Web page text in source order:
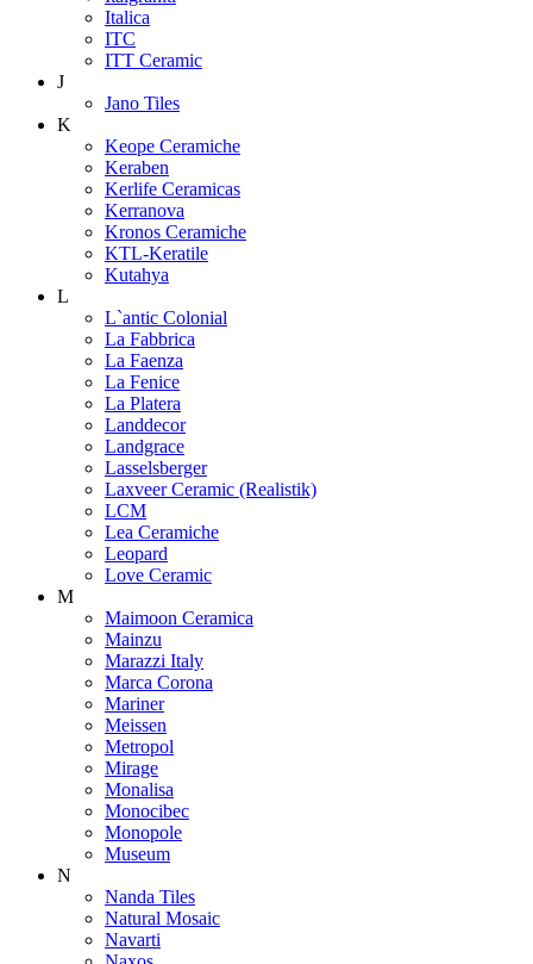
Italica
ITC
ITT Ceramic
J
Jano Tiles
K
Keope Ceramiche
Keraben
Kerlife Ceramicas
Kerranova
Kronos Ceramiche
KTL-Keratile
Kutahya
L
L`antic Colonial
La Fabbrica
La Faenza
La Fenice
La Platera
Landdecor
Landgrace
Lasselsberger
Laxveer Ceramic (Realistik)
LCM
Lea Ceramiche
Leopard
Love Ceramic
M
Maimoon Ceramica
Mainzu
Marazzi Italy
Marca Corona
Mariner
Meissen
Metropol
Mirage
Monalisa
Monocibec
Monopole
Museum
N
Nanda Tiles
Natural Mosaic
Navarti